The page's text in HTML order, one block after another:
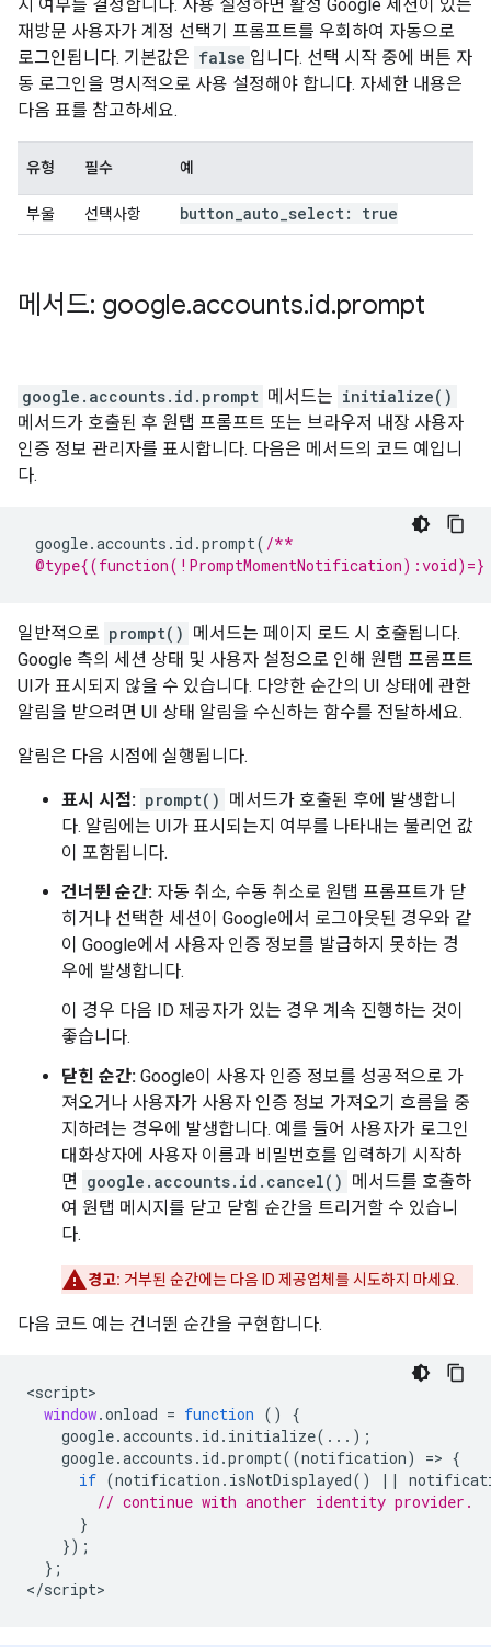
지 여부를 결정합니다. 사용 설정하면 활성 Google 세션이 있는
재방문 사용자가 계정 선택기 프롬프트를 우회하여 자동으로
로그인됩니다. 기본값은 false 입니다. 선택 시작 중에 버튼 자
동 로그인을 명시적으로 사용 설정해야 합니다. 자세한 내용은
다음 표를 참고하세요.
유형 필수 예
부울 선택사항 button auto select: true
메서드: google.accounts.id.prompt
google.accounts.id.prompt 메서드는 initialize()
메서드가 호출된 후 원탭 프롬프트 또는 브라우저 내장 사용자
인증 정보 관리자를 표시합니다. 다음은 메서드의 코드 예입니
다.
google.accounts . id .prompt( /**
일반적으로 prompt() 메서드는 페이지 로드 시 호출됩니다.
Google 측의 세션 상태 및 사용자 설정으로 인해 원탭 프롬프트
UI가 표시되지 않을 수 있습니다. 다양한 순간의 UI 상태에 관한
알림을 받으려면 UI 상태 알림을 수신하는 함수를 전달하세요.
알림은 다음 시점에 실행됩니다.
표시 시점: prompt() 메서드가 호출된 후에 발생합니
다. 알림에는 UI가 표시되는지 여부를 나타내는 불리언 값
이 포함됩니다.
건너뛴 순간: 자동 취소, 수동 취소로 원탭 프롬프트가 닫
히거나 선택한 세션이 Google에서 로그아웃된 경우와 같
이 Google에서 사용자 인증 정보를 발급하지 못하는 경
우에 발생합니다.
이 경우 다음 ID 제공자가 있는 경우 계속 진행하는 것이
좋습니다.
닫힌 순간: Google이 사용자 인증 정보를 성공적으로 가
져오거나 사용자가 사용자 인증 정보 가져오기 흐름을 중
지하려는 경우에 발생합니다. 예를 들어 사용자가 로그인
대화상자에 사용자 이름과 비밀번호를 입력하기 시작하
면 google.accounts.id.cancel() 메서드를 호출하
여 원탭 메시지를 닫고 닫힘 순간을 트리거할 수 있습니
다.
경고: 거부된 순간에는 다음 ID 제공업체를 시도하지 마세요.
다음 코드 예는 건너뛴 순간을 구현합니다.
<script
window.onload = function ()
{
google.accounts . id . initialize(...);
google.accounts . id .prompt((notification) => {
if (notification . isNotDisplayed() ||
// continue with another identity provider.
}
});
};
</script